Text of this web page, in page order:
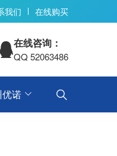
我们 在线购买
在线咨询：
QQ 52063486
诺